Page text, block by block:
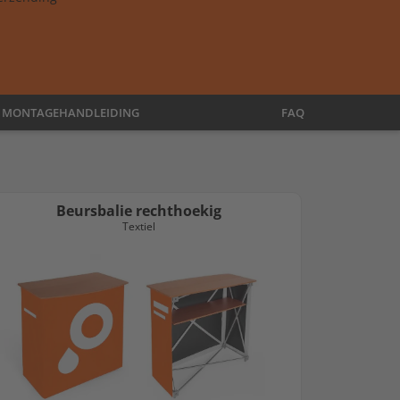
MONTAGEHANDLEIDING FAQ
Beursbalie rechthoekig
Textiel